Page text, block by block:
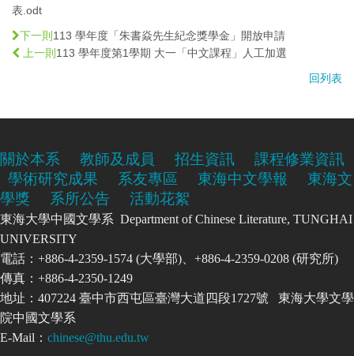
表.odt
下一則 113 學年度「朱書焱先生紀念獎學金」開放申請
上一則 113 學年度第1學期 大一「中文課程」人工加選
回列表
關於本系 教師及成員 招生資訊
課程修業資訊
學術研究成果
系友專區 東海中文學報
東海文
學獎
系所公告 活動花絮
東海大學中國文學系 Department of Chinese Literature, TUNGHAI
UNIVERSITY
電話：+886-4-2359-1574 (大學部)、+886-4-2359-0208 (研究所)
傳真：+886-4-2350-1249
地址：407224 臺中市西屯區臺灣大道四段1727號 東海大學文學
院中國文學系
E-Mail： chinese@thu.edu.tw